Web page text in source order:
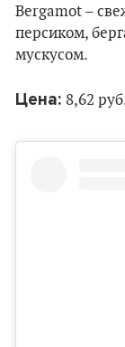
Bergamot –
персиком,
мускусом.
Цена: 8,62